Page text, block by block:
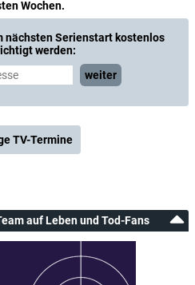
Wochen.
nächsten Serienstart kostenlos
werden:
weiter
TV-Termine
auf Leben und Tod-Fans